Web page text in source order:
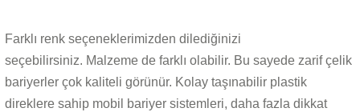
Farklı renk seçeneklerimizden dilediğinizi
seçebilirsiniz. Malzeme de farklı olabilir. Bu sayede zarif çelik
bariyerler çok kaliteli görünür. Kolay taşınabilir plastik
direklere sahip mobil bariyer sistemleri, daha fazla dikkat